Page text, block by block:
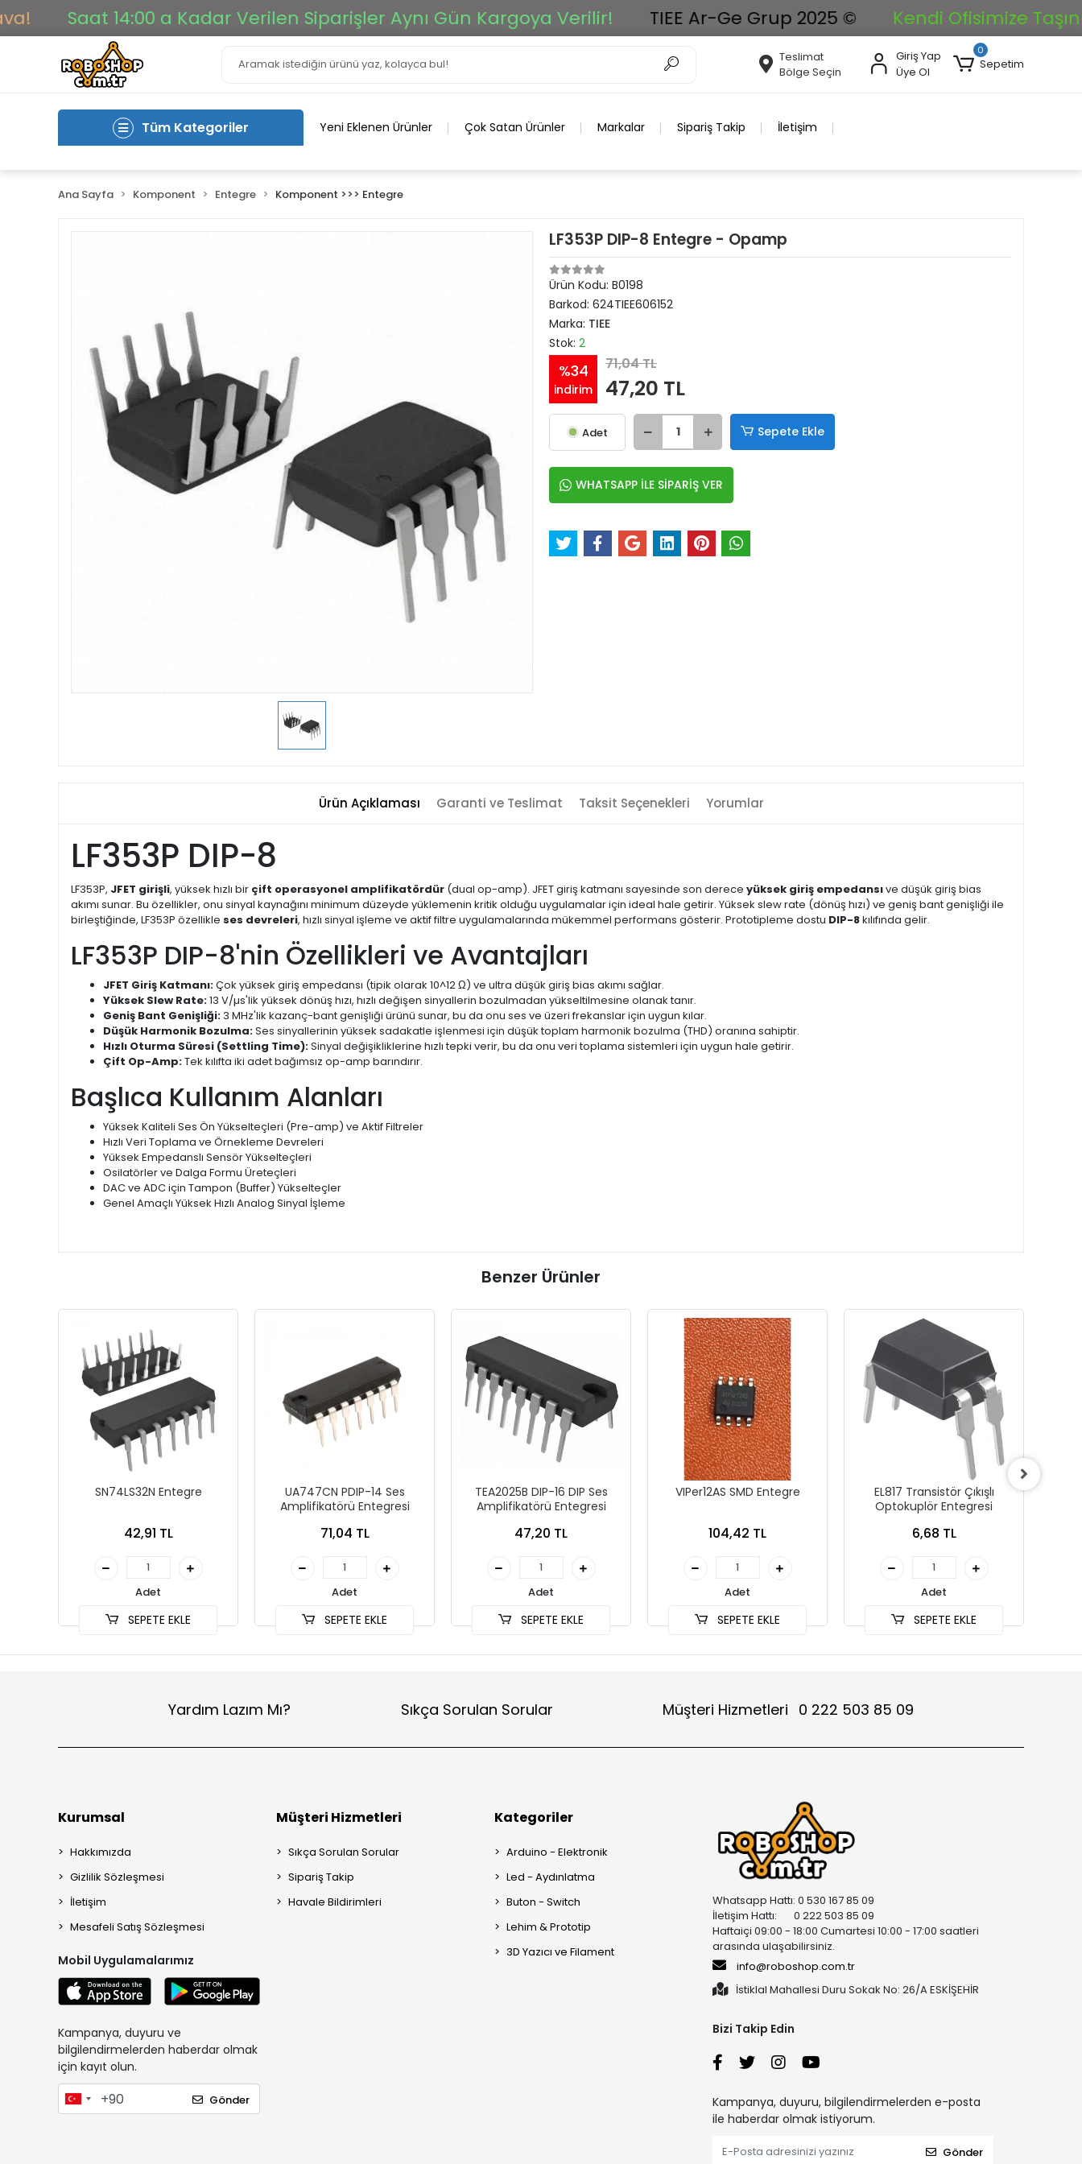
Saat 14:00 a Kadar Verilen Siparişler Aynı Gün Kargoya Verilir! TIEE Ar-Ge Grup 2025 © Kendi Ofisimize
Teslimat
Bölge Seçin
Giriş Yap
Üye Ol
0
Sepetim
Tüm Kategoriler Yeni Eklenen Ürünler Çok Satan Ürünler Markalar Sipariş Takip İletişim
Ana Sayfa Komponent Entegre Komponent >>> Entegre
LF353P DIP-8 Entegre - Opamp
Ürün Kodu: B0198
Barkod: 624TIEE606152
Marka: TIEE
Stok: 2
%34
indirim
71,04 TL
47,20 TL
Adet Sepete Ekle
WHATSAPP İLE SİPARİŞ VER
Ürün Açıklaması Garanti ve Teslimat Taksit Seçenekleri Yorumlar
LF353P DIP-8
LF353P, JFET girişli, yüksek hızlı bir çift operasyonel amplifikatördür (dual op-amp). JFET giriş katmanı sayesinde son derece yüksek giriş empedansıve düşük giriş bias
akımı sunar. Bu özellikler, onu sinyal kaynağını minimum düzeyde yüklemenin kritik olduğu uygulamalar için ideal hale getirir. Yüksek slew rate (dönüş hızı) ve geniş bant genişliği ile
birleştiğinde, LF353P özellikle ses devreleri, hızlı sinyal işleme ve aktif filtre uygulamalarında mükemmel performans gösterir. Prototipleme dostu DIP-8kılıfında gelir.
LF353P DIP-8'nin Özellikleri ve Avantajları
JFET Giriş Katmanı:Çok yüksek giriş empedansı (tipik olarak 10^12 Ω) ve ultra düşük giriş bias akımı sağlar.
Yüksek Slew Rate:13 V/µs'lik yüksek dönüş hızı, hızlı değişen sinyallerin bozulmadan yükseltilmesine olanak tanır.
Geniş Bant Genişliği:3 MHz'lik kazanç-bant genişliği ürünü sunar, bu da onu ses ve üzeri frekanslar için uygun kılar.
Düşük Harmonik Bozulma:Ses sinyallerinin yüksek sadakatle işlenmesi için düşük toplam harmonik bozulma (THD) oranına sahiptir.
Hızlı Oturma Süresi (Settling Time):Sinyal değişikliklerine hızlı tepki verir, bu da onu veri toplama sistemleri için uygun hale getirir.
Çift Op-Amp:Tek kılıfta iki adet bağımsız op-amp barındırır.
Başlıca Kullanım Alanları
Yüksek Kaliteli Ses Ön Yükselteçleri (Pre-amp) ve Aktif Filtreler
Hızlı Veri Toplama ve Örnekleme Devreleri
Yüksek Empedanslı Sensör Yükselteçleri
Osilatörler ve Dalga Formu Üreteçleri
DAC ve ADC için Tampon (Buffer) Yükselteçler
Genel Amaçlı Yüksek Hızlı Analog Sinyal İşleme
Benzer Ürünler
SN74LS32N Entegre
42,91 TL
Adet
SEPETE EKLE
UA747CN PDIP-14 Ses
Amplifikatörü Entegresi
71,04 TL
Adet
SEPETE EKLE
TEA2025B DIP-16 DIP Ses
Amplifikatörü Entegresi
47,20 TL
Adet
SEPETE EKLE
VIPer12AS SMD Entegre
104,42 TL
Adet
SEPETE EKLE
EL817 Transistör Çıkışlı
Optokuplör Entegresi
6,68 TL
Adet
SEPETE EKLE
Yardım Lazım Mı? Sıkça Sorulan Sorular Müşteri Hizmetleri 0 222 503 85 09
Kurumsal
Hakkımızda
Gizlilik Sözleşmesi
İletişim
Mesafeli Satış Sözleşmesi
Mobil Uygulamalarımız
Kampanya, duyuru ve
bilgilendirmelerden haberdar olmak
için kayıt olun.
Gönder
Müşteri Hizmetleri
Sıkça Sorulan Sorular
Sipariş Takip
Havale Bildirimleri
Kategoriler
Arduino - Elektronik
Led - Aydınlatma
Buton - Switch
Lehim & Prototip
3D Yazıcı ve Filament
Whatsapp Hattı: 0 530 167 85 09
İletişim Hattı: 0 222 503 85 09
Haftaiçi 09:00 - 18:00 Cumartesi 10:00 - 17:00 saatleri
arasında ulaşabilirsiniz.
info@roboshop.com.tr
İstiklal Mahallesi Duru Sokak No: 26/A ESKİŞEHİR
Bizi Takip Edin
Kampanya, duyuru, bilgilendirmelerden e-posta
ile haberdar olmak istiyorum.
Gönder